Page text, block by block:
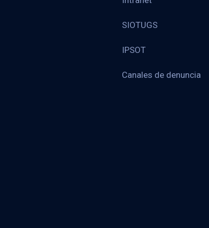
SIOTUGS
IPSOT
Canales de denuncia